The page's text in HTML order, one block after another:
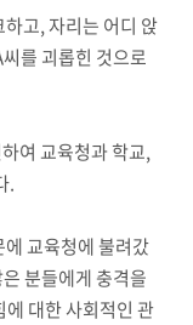
고, 자리는 어디 앉
를 괴롭힌 것으로
여 교육청과 학교,
.
교육청에 불려갔
분들에게 충격을
대한 사회적인 관